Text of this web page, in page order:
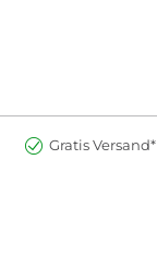
Gratis Versand*